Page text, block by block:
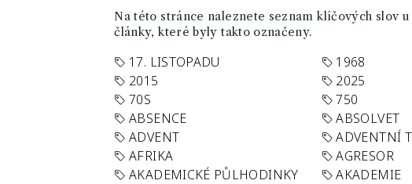
Na této stránce naleznete seznam klíčových slov
články, které byly takto označeny.
17. LISTOPADU 1968
2015
2025
70S
750
ABSENCE
ABSOLVET
ADVENT
ADVENTNÍ
AFRIKA
AGRESOR
AKADEMICKÉ PŮLHODINKY
AKADEMIE